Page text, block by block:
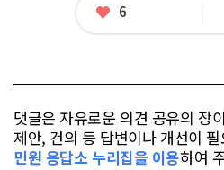
좋
6
댓글은 자유로운 의견 공유의 장
제안, 건의 등 답변이나 개선이
민원 응답소 누리집을 이용하여